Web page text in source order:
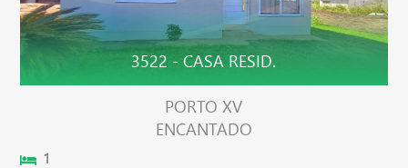
3522 - CASA RESID.
PORTO XV
ENCANTADO
1